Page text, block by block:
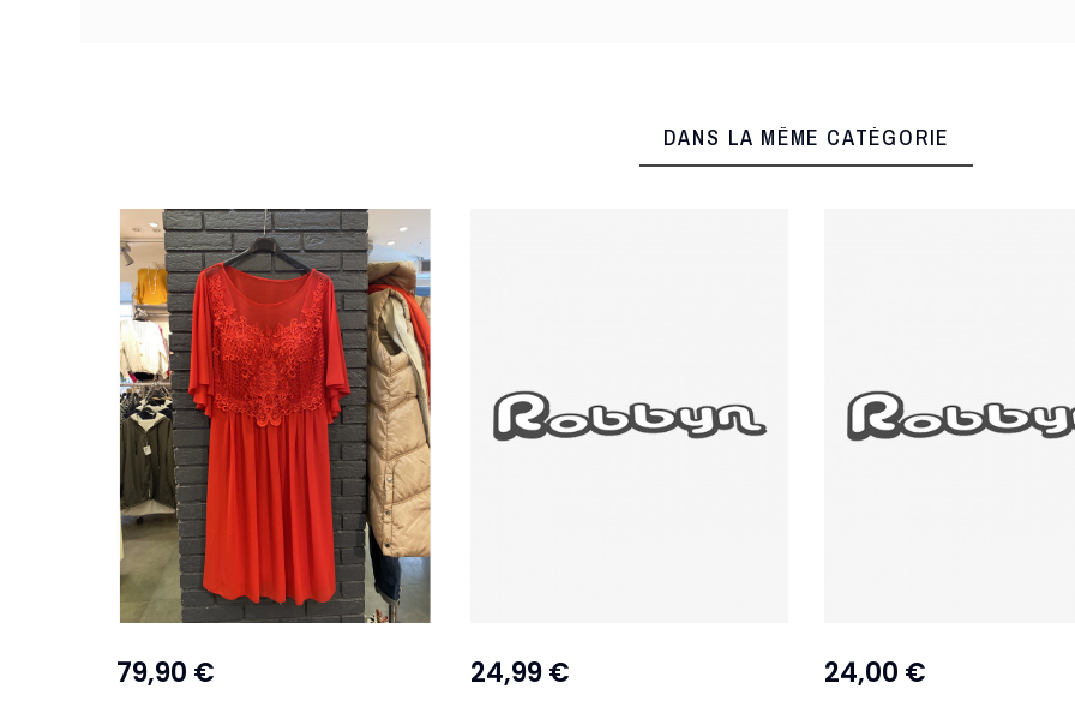
DANS LA MÊME CATÉGORIE
79,90 € 24,99 € 24,00 €